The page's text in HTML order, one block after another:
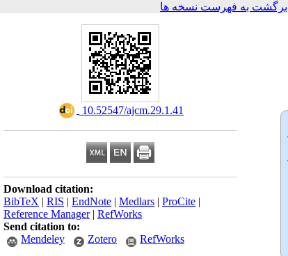
برگشت به فهرست نسخه ها
‎ 10.52547/ajcm.29.1.41
Download citation:
BibTeX | RIS | EndNote | Medlars | ProCite |
Reference Manager| RefWorks
Send citation to:
Mendeley
Zotero RefWorks